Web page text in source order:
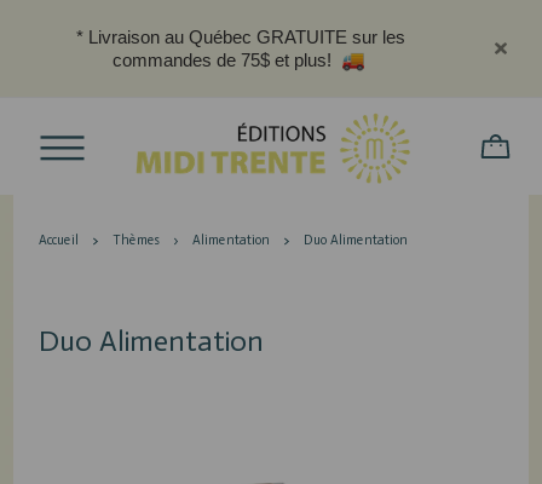
* Livraison au Québec GRATUITE sur les
commandes de 75$ et plus!
Accueil Thèmes Alimentation Duo Alimentation
Duo Alimentation